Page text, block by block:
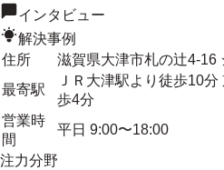
インタビュー
解決事例
住所
滋賀県大津市札の辻4-16
最寄駅
ＪＲ大津駅より徒歩10
歩4分
営業時
間
平日 9:00〜18:00
注力分野